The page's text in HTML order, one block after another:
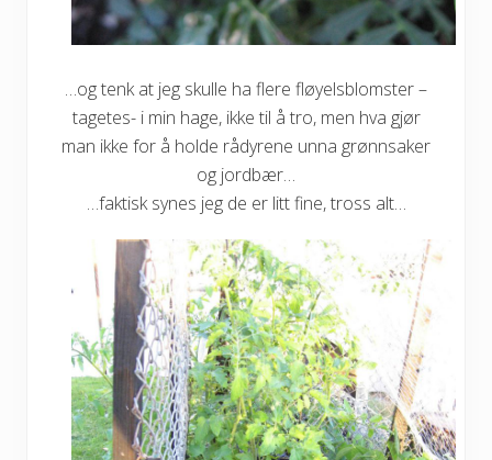
…og tenk at jeg skulle ha flere fløyelsblomster –
tagetes- i min hage, ikke til å tro, men hva gjør
man ikke for å holde rådyrene unna grønnsaker
og jordbær…
…faktisk synes jeg de er litt fine, tross alt…